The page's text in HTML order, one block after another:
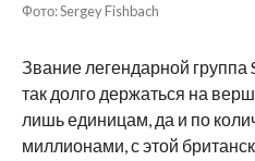
Фото: Sergey Fishbach
Звание легендарной
так долго держаться на
лишь единицам, да и по
миллионами, с этой